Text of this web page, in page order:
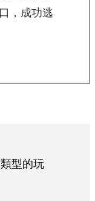
，成功逃
型的玩